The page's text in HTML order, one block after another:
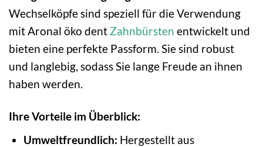
Wechselköpfe sind speziell für die Verwendung
mit Aronal öko dent Zahnbürsten entwickelt und
bieten eine perfekte Passform. Sie sind robust
und langlebig, sodass Sie lange Freude an ihnen
haben werden.
Ihre Vorteile im Überblick:
Umweltfreundlich: Hergestellt aus